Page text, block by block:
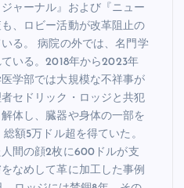
ャーナル』および『ニュー
、ロビー活動が改革阻止の
る。 病院の外では、名門学
いる。2018年から2023年
学部では大規模な不祥事が
セドリック・ロッジと共犯
体し、臓器や身体の一部を
額5万ドル超を得ていた。
間の顔2枚に600ドルが支
なめして革に加工した事例